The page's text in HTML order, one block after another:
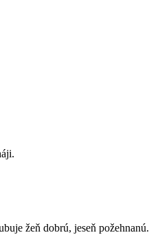
žeň dobrú, jeseň požehnanú.